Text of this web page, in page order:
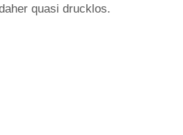
quasi drucklos.